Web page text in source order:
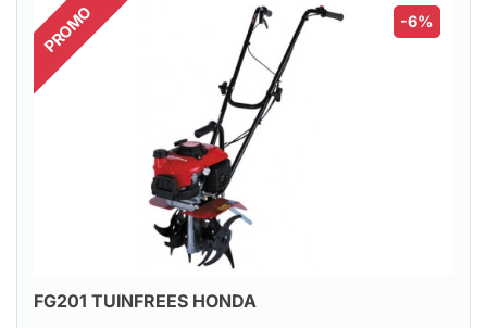
PROMO -6%
FG201 TUINFREES HONDA